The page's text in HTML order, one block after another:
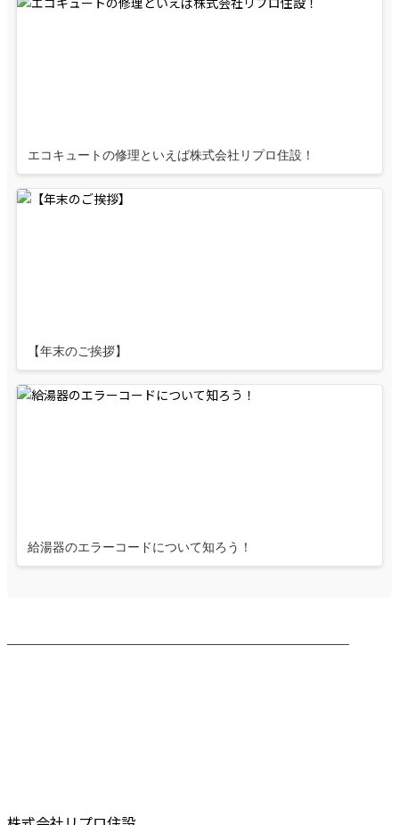
エコキュートの修理といえば株式会社リプロ住設！
【年末のご挨拶】
給湯器のエラーコードについて知ろう！
────────────────────────